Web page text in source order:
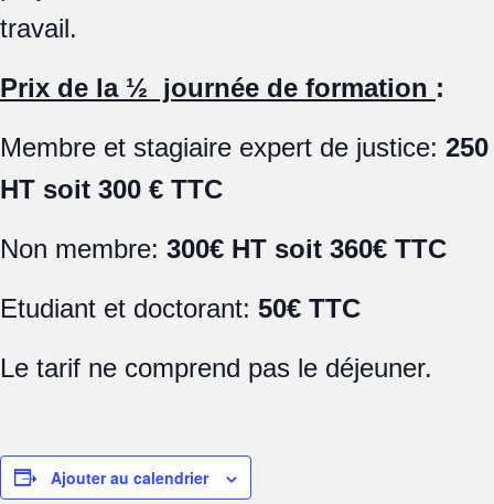
travail.
Prix de la ½ journée de formation :
Membre et stagiaire expert de justice: 250
HT soit 300 € TTC
Non membre: 300€ HT soit 360€ TTC
Etudiant et doctorant: 50€ TTC
Le tarif ne comprend pas le déjeuner.
Ajouter au calendrier